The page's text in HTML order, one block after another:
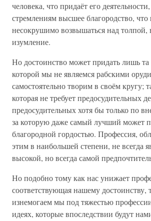
человека, что придаёт его
стремлениям высшее благородство, что
несокрушимо возвышаться над толпой,
изумление.
Но достоинство может придать лишь та
которой мы не являемся рабскими
самостоятельно творим в своём кругу;
которая не требует предосудительных
предосудительных хотя бы только по
за которую даже самый лучший может
благородной гордостью. Профессия,
этим в наибольшей степени, не всегда
высокой, но всегда самой
Но подобно тому как нас унижает
соответствующая нашему достоинству,
изнемогаем мы под тяжестью
идеях, которые впоследствии будут